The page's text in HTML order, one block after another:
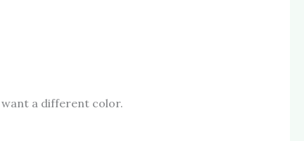
want a different color.